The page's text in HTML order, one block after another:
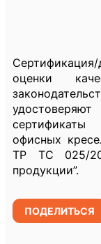
оценки
офисных
ТР ТС 025/
продукции”.
ПОДЕЛИТЬСЯ